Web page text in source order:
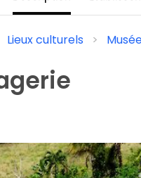
Lieux culturels